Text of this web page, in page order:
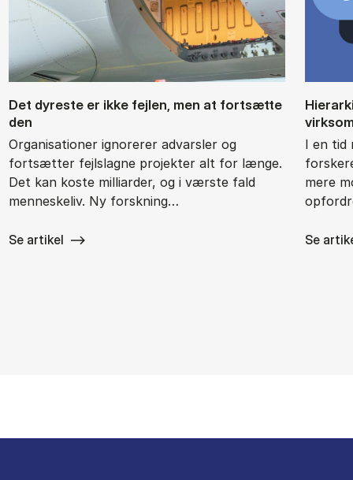
Det dy­re­ste er ikke fejl­en, men at fort­sæt­te
den
Organisationer ignorerer advarsler og
fortsætter fejlslagne projekter alt for længe.
Det kan koste milliarder, og i værste fald
menneskeliv. Ny forskning…
Se artikel
I en tid
mere
Se